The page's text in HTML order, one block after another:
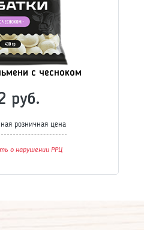
классические
руб.
розничная цена
о нарушении РРЦ